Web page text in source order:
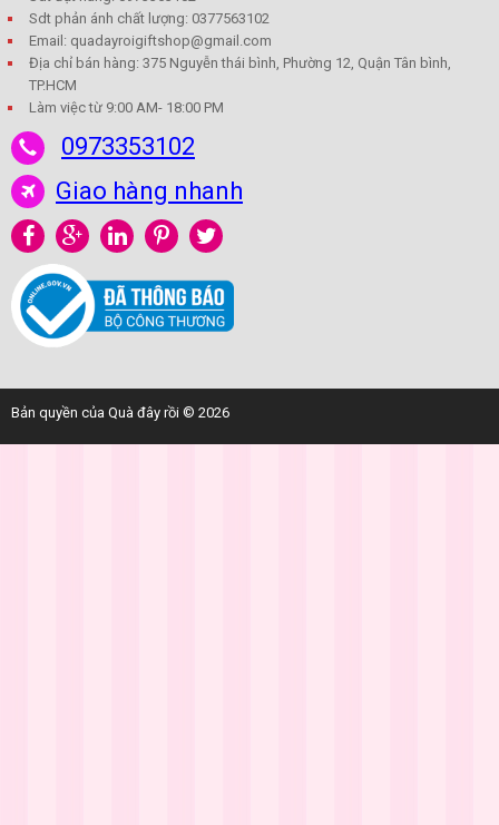
Sdt phản ánh chất lượng: 0377563102
Email: quadayroigiftshop@gmail.com
Địa chỉ bán hàng: 375 Nguyễn thái bình, Phường 12, Quận Tân bình,
TP.HCM
Làm việc từ 9:00 AM- 18:00 PM
0973353102
Giao hàng nhanh
Bản quyền của Quà đây rồi © 2026